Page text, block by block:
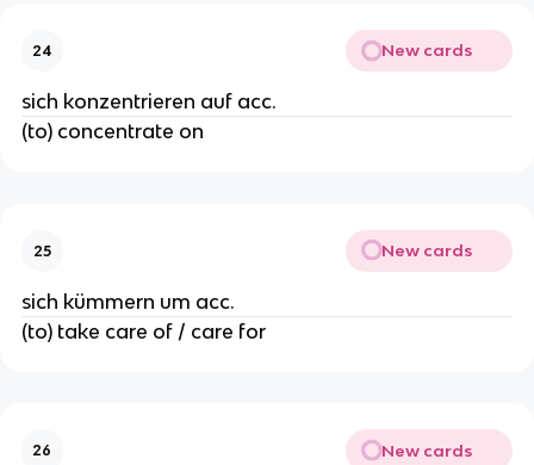
24 New cards
sich konzentrieren auf acc.
(to) concentrate on
25 New cards
sich kümmern um acc.
(to) take care of / care for
26 New cards